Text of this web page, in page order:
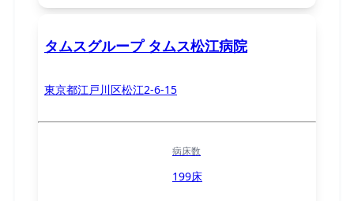
タムスグループ タムス松江病院
東京都江戸川区松江2-6-15
病床数
199床